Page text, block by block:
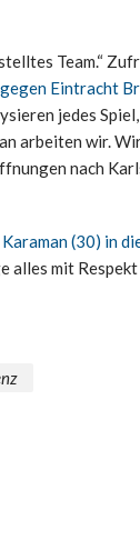
Team.“
Eintracht
jedes
arbeiten wir.
nach
(30) in
alles mit